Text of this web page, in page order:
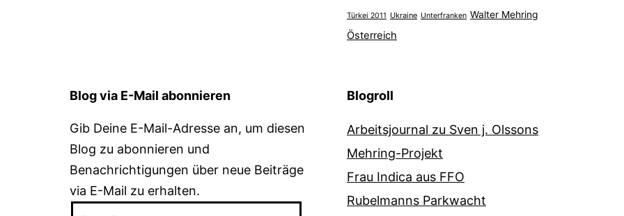
Türkei 2011 Ukraine Unterfranken Walter Mehring
Österreich
Blog via E-Mail abonnieren
Gib Deine E-Mail-Adresse an, um diesen
Blog zu abonnieren und
Benachrichtigungen über neue Beiträge
via E-Mail zu erhalten.
Blogroll
Arbeitsjournal zu Sven j. Olssons
Mehring-Projekt
Frau Indica aus FFO
Rubelmanns Parkwacht